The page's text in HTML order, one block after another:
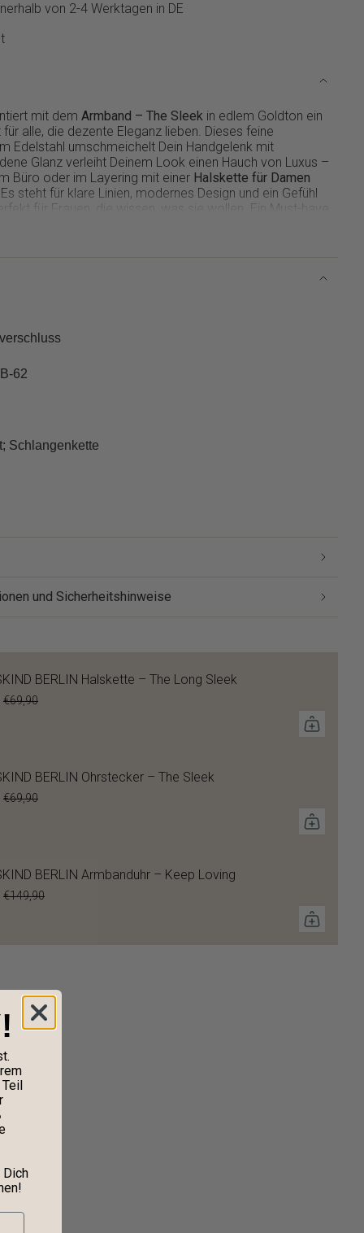
von 2-4 Werktagen in DE
mit dem Armband – The Sleek in edlem Goldton ein
alle, die dezente Eleganz lieben. Dieses feine
Edelstahl umschmeichelt Dein Handgelenk mit
Glanz verleiht Deinem Look einen Hauch von Luxus –
Büro oder im Layering mit einer Halskette für Damen
steht für klare Linien, modernes Design und ein Gefühl
für Frauen, die wissen, was sie wollen. Ein Must-have
62
Schlangenkette
und Sicherheitshinweise
BERLIN Halskette – The Long Sleek
€69,90
BERLIN Ohrstecker – The Sleek
€69,90
BERLIN Armbanduhr – Keep Loving
€149,90